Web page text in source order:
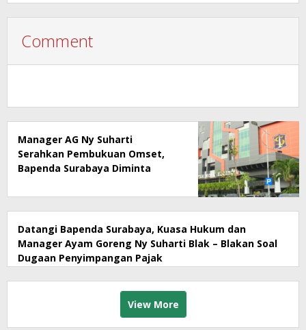
Comment
Manager AG Ny Suharti
Serahkan Pembukuan Omset,
Bapenda Surabaya Diminta
Datangi Bapenda Surabaya, Kuasa Hukum dan
Manager Ayam Goreng Ny Suharti Blak – Blakan Soal
Dugaan Penyimpangan Pajak
View More